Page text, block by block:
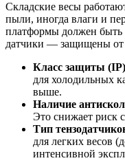
Складские весы
пыли, иногда влаги и
платформы должен быть
датчики — защищены от
Класс защиты
для холодильных
выше.
Наличие
Это снижает риск
Тип
для легких весов
интенсивной